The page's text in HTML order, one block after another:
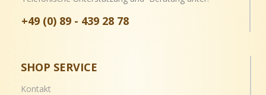
+49 (0) 89 - 439 28 78
SHOP SERVICE
Kontakt